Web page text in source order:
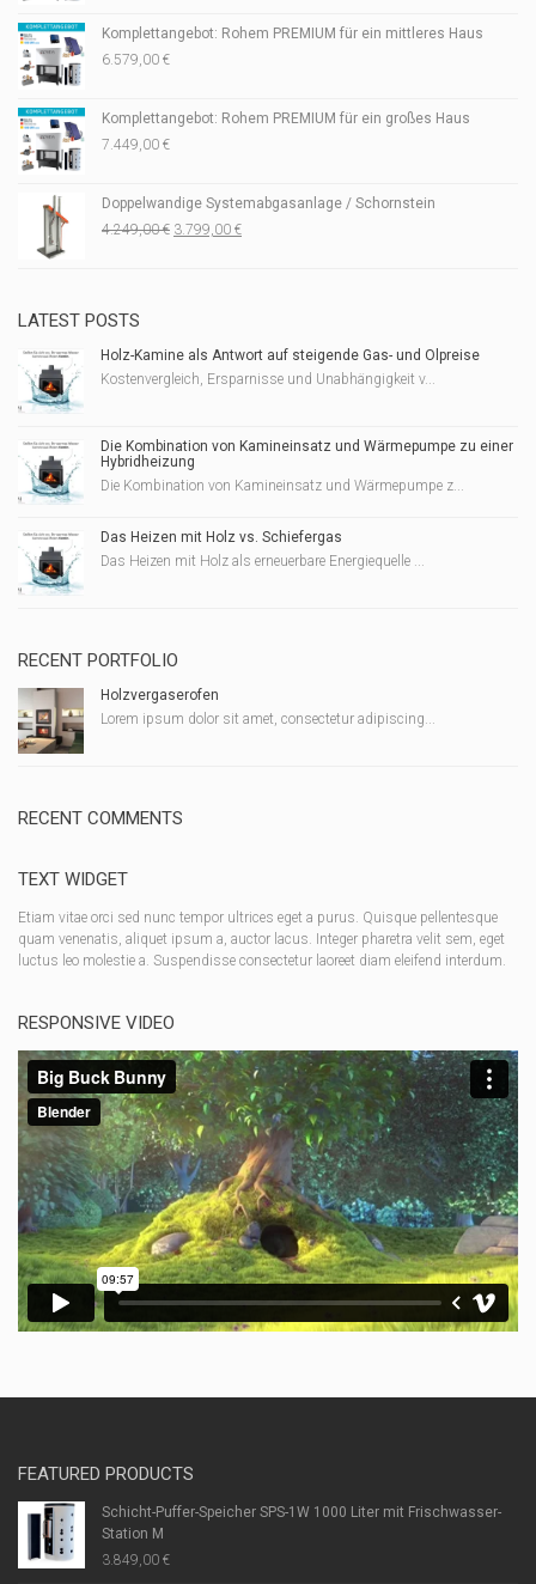
Komplettangebot: Rohem PREMIUM für ein mittleres Haus
6.579,00 €
Komplettangebot: Rohem PREMIUM für ein großes Haus
7.449,00 €
Doppelwandige Systemabgasanlage / Schornstein
4.249,00€ Ursprünglicher
3.799,00 €Aktueller
LATEST POSTS
Holz-Kamine als Antwort auf steigende Gas- und Ölpreise
Kostenvergleich, Ersparnisse und Unabhängigkeit v...
Die Kombination von Kamineinsatz und Wärmepumpe zu einer
Hybridheizung
Die Kombination von Kamineinsatz und Wärmepumpe z...
Das Heizen mit Holz vs. Schiefergas
Das Heizen mit Holz als erneuerbare Energiequelle ...
RECENT PORTFOLIO
Holzvergaserofen
Lorem ipsum dolor sit amet, consectetur adipiscing...
RECENT COMMENTS
TEXT WIDGET
Etiam vitae orci sed nunc tempor ultrices eget a purus. Quisque pellentesque
quam venenatis, aliquet ipsum a, auctor lacus. Integer pharetra velit sem, eget
luctus leo molestie a. Suspendisse consectetur laoreet diam eleifend interdum.
RESPONSIVE VIDEO
FEATURED PRODUCTS
Schicht-Puffer-Speicher SPS-1W 1000 Liter mit Frischwasser-
Station M
3.849,00 €